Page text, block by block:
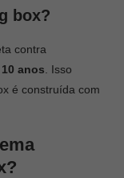
box?
contra
anos . Isso
é construída com